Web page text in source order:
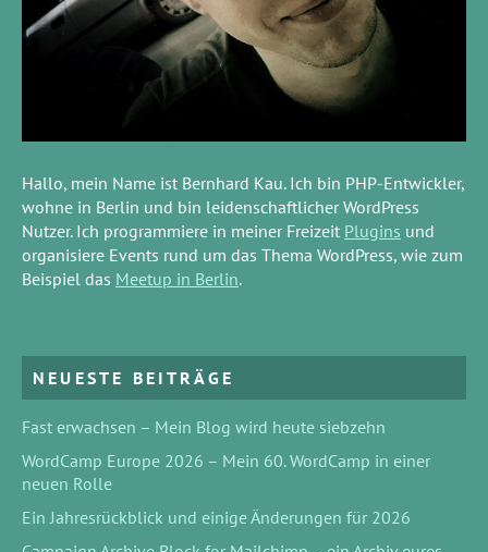
Hallo, mein Name ist Bernhard Kau. Ich bin PHP-Entwickler,
wohne in Berlin und bin leidenschaftlicher WordPress
Nutzer. Ich programmiere in meiner Freizeit Plugins und
organisiere Events rund um das Thema WordPress, wie zum
Beispiel das Meetup in Berlin.
NEUESTE BEITRÄGE
Fast erwachsen – Mein Blog wird heute siebzehn
WordCamp Europe 2026 – Mein 60. WordCamp in einer
neuen Rolle
Ein Jahresrückblick und einige Änderungen für 2026